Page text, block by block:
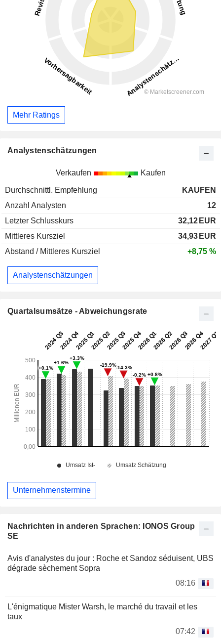
Nachrichten in anderen Sprachen: IONOS Group
SE
Avis d'analystes du jour : Roche et Sandoz séduisent, UBS
dégrade sèchement Sopra
08:16
L'énigmatique Mister Warsh, le marché du travail et les
taux
07:42
Mehr Ratings
Analystenschätzungen
Verkaufen Kaufen
Durchschnittl. Empfehlung
KAUFEN
Anzahl Analysten
12
Letzter Schlusskurs
32,12 EUR
Mittleres Kursziel
34,93 EUR
Abstand / Mittleres Kursziel
+8,75 %
Analystenschätzungen
Quartalsumsätze - Abweichungsrate
Unternehmenstermine